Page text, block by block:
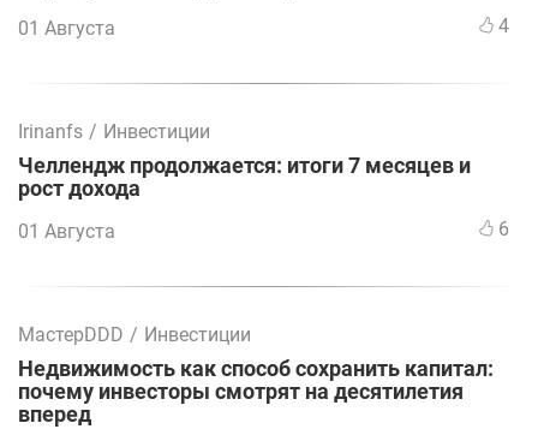
01 Августа 4
Irinanfs / Инвестиции
Челлендж продолжается: итоги 7 месяцев и
рост дохода
01 Августа 6
МастерDDD / Инвестиции
Недвижимость как способ сохранить капитал:
почему инвесторы смотрят на десятилетия
вперед